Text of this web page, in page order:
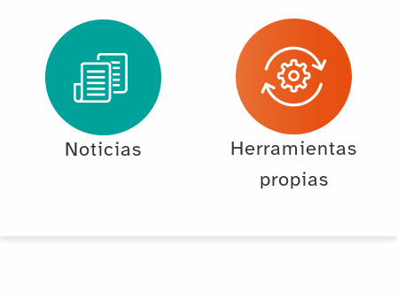
Noticias
Herramientas
propias